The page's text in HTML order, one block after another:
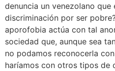
denuncia un venezolano que
discriminación por ser
aporofobia actúa con tal
sociedad que, aunque sea
no podamos reconocerla
haríamos con otros tipos de